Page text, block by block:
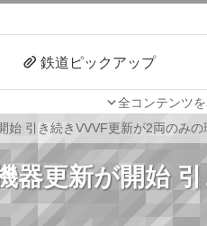
全コンテンツ
鉄道ピックアップ
路線探訪
始 引き続きVVVF更新が2両のみの
器更新が開始